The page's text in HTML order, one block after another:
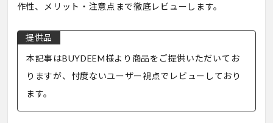
作性、メリット・注意点まで徹底レビューします。
本記事はBUYDEEM様より商品をご提供いただいてお
りますが、忖度ないユーザー視点でレビューしており
ます。